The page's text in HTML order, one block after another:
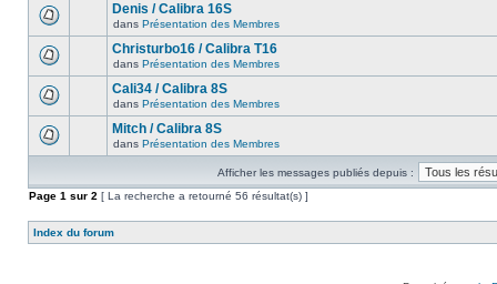
Denis / Calibra 16S
dans Présentation des Membres
Christurbo16 / Calibra T16
dans Présentation des Membres
Cali34 / Calibra 8S
dans Présentation des Membres
Mitch / Calibra 8S
dans Présentation des Membres
Afficher les messages publiés depuis :
Page 1 sur 2 [ La recherche a retourné 56 résultat(s) ]
Index du forum